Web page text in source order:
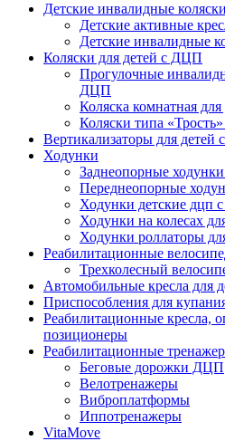
Детские инвалидные коляски
Детские активные
Детские инвалидные
Коляски для детей с ДЦП
Прогулочные
ДЦП
Коляска комнатная
Коляски типа
Вертикализаторы для
Ходунки
Заднеопорные
Переднеопорные
Ходунки детские дцп
Ходунки на колесах
Ходунки роллаторы
Реабилитационные
Трехколесный
Автомобильные кресла для
Приспособления для
Реабилитационные кресла,
позиционеры
Реабилитационные
Беговые дорожки ДЦП
Велотренажеры
Виброплатформы
Иппотренажеры
VitaMove